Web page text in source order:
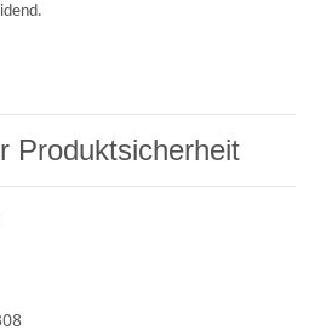
Produktsicherheit